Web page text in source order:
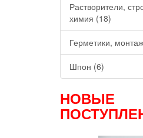
Растворители,
химия (18)
Герметики,
Шпон (6)
НОВЫЕ